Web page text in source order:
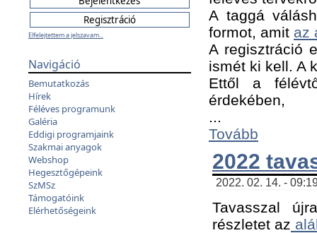
Elfelejtettem a jelszavam...
Navigáció
Bemutatkozás
Hírek
Féléves programunk
Galéria
Eddigi programjaink
Szakmai anyagok
Webshop
Hegesztőgépeink
SzMSz
Támogatóink
Elérhetőségeink
A taggá
formot, amit az
A regisztráció
ismét ki kell. A
Ettől a
érdekében,
...
Tovább
2022
2022. 02. 14. -
Tavasszal
részletet az